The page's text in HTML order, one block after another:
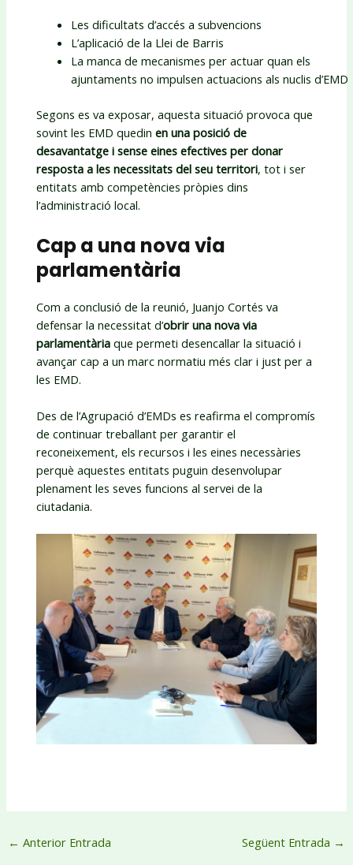
Les dificultats d’accés a subvencions
L’aplicació de la Llei de Barris
La manca de mecanismes per actuar quan els
ajuntaments no impulsen actuacions als nuclis d’EMD
Segons es va exposar, aquesta situació provoca que
sovint les EMD quedinen una posició de
desavantatge i sense eines efectives per donar
resposta a les necessitats del seu territori, tot i ser
entitats amb competències pròpies dins
l’administració local.
Cap a una nova via
parlamentària
Com a conclusió de la reunió, Juanjo Cortés va
defensar la necessitat d’obrir una nova via
parlamentària que permeti desencallar la situació i
avançar cap a un marc normatiu més clar i just per a
les EMD.
Des de l’Agrupació d’EMDs es reafirma el compromís
de continuar treballant per garantir el
reconeixement, els recursos i les eines necessàries
perquè aquestes entitats puguin desenvolupar
plenament les seves funcions al servei de la
ciutadania.
← Anterior Entrada Següent Entrada →